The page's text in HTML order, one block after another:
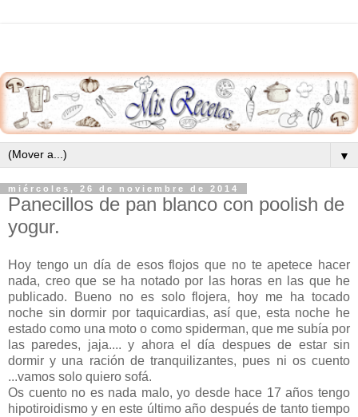
▼
miércoles, 26 de noviembre de 2014
Panecillos de pan blanco con poolish de
yogur.
Hoy tengo un día de esos flojos que no te apetece hacer
nada, creo que se ha notado por las horas en las que he
publicado. Bueno no es solo flojera, hoy me ha tocado
noche sin dormir por taquicardias, así que, esta noche he
estado como una moto o como spiderman, que me subía por
las paredes, jaja.... y ahora el día despues de estar sin
dormir y una ración de tranquilizantes, pues ni os cuento
...vamos solo quiero sofá.
Os cuento no es nada malo, yo desde hace 17 años tengo
hipotiroidismo y en este último año después de tanto tiempo